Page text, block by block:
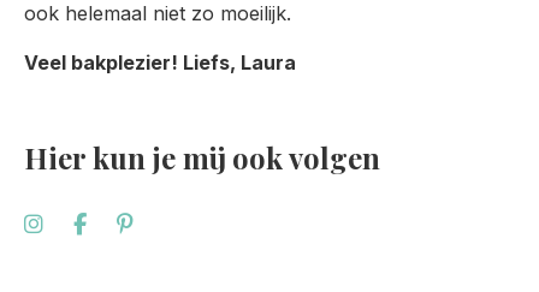
ook helemaal niet zo moeilijk.
Veel bakplezier! Liefs, Laura
Hier kun je mij ook volgen